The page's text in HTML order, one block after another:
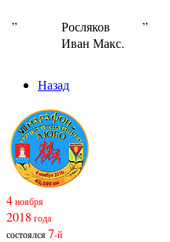
”
Росляков
Иван Макс.
”
Назад
4ноября
2018 года
состоялся7-й